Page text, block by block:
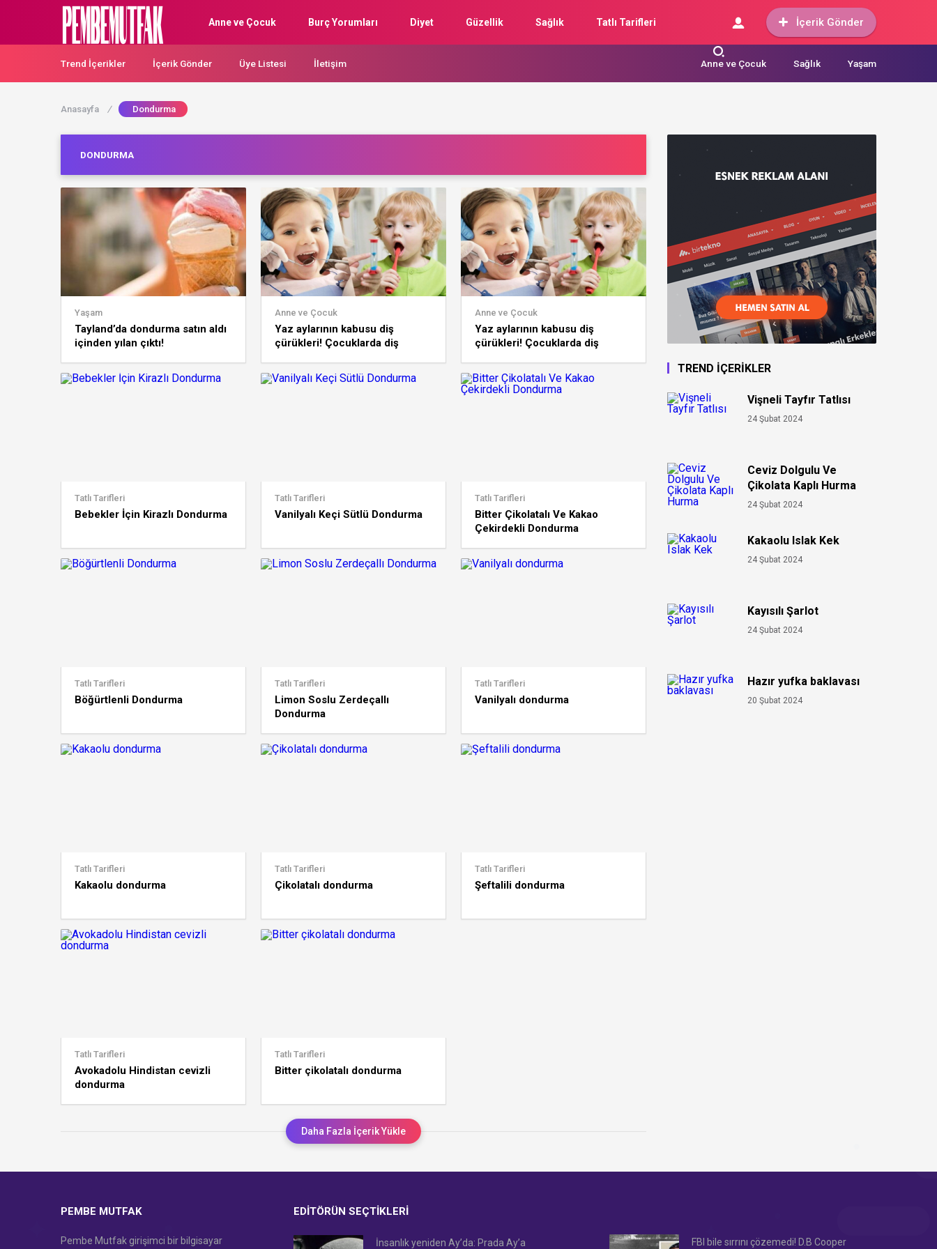
Anne ve Çocuk Burç Yorumları Diyet Güzellik Sağlık Tatlı Tarifleri İçerik Gönder
Trend İçerikler İçerik Gönder Üye Listesi İletişim Anne ve Çocuk Sağlık Yaşam
Anasayfa / Dondurma
DONDURMA
Yaşam
Tayland’da dondurma satın aldı
içinden yılan çıktı!
Anne ve Çocuk
Yaz aylarının kabusu diş
çürükleri! Çocuklarda diş
tedavisi
Anne ve Çocuk
Yaz aylarının kabusu diş
çürükleri! Çocuklarda diş
tedavisi
Tatlı Tarifleri
Bebekler İçin Kirazlı Dondurma
Tatlı Tarifleri
Vanilyalı Keçi Sütlü Dondurma
Tatlı Tarifleri
Bitter Çikolatalı Ve Kakao
Çekirdekli Dondurma
Tatlı Tarifleri
Böğürtlenli Dondurma
Tatlı Tarifleri
Limon Soslu Zerdeçallı
Dondurma
Tatlı Tarifleri
Vanilyalı dondurma
Tatlı Tarifleri
Kakaolu dondurma
Tatlı Tarifleri
Çikolatalı dondurma
Tatlı Tarifleri
Şeftalili dondurma
Tatlı Tarifleri
Avokadolu Hindistan cevizli
dondurma
Tatlı Tarifleri
Bitter çikolatalı dondurma
Daha Fazla İçerik Yükle
TREND İÇERİKLER
Vişneli Tayfır Tatlısı
24 Şubat 2024
Ceviz Dolgulu Ve
Çikolata Kaplı Hurma
24 Şubat 2024
Kakaolu Islak Kek
24 Şubat 2024
Kayısılı Şarlot
24 Şubat 2024
Hazır yufka baklavası
20 Şubat 2024
PEMBE MUTFAK
Pembe Mutfak girişimci bir bilgisayar
EDITÖRÜN SEÇTIKLERI
İnsanlık yeniden Ay’da: Prada Ay’a FBI bile sırrını çözemedi! D.B Cooper